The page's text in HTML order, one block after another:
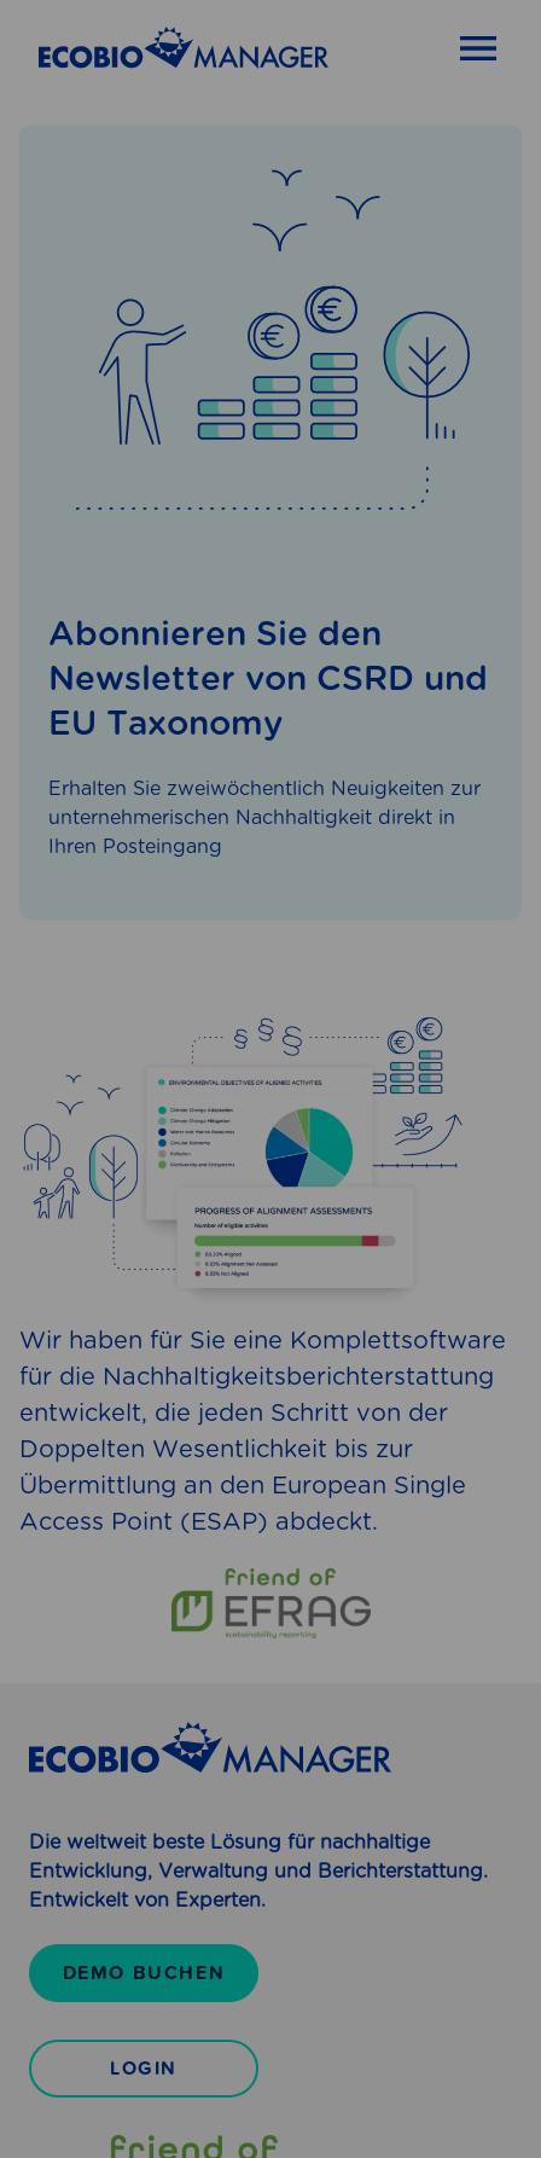
Abonnieren Sie den
Newsletter von CSRD und
EU Taxonomy
Erhalten Sie zweiwöchentlich Neuigkeiten zur
unternehmerischen Nachhaltigkeit direkt in
Ihren Posteingang
Wir haben für Sie eine Komplettsoftware
für die Nachhaltigkeitsberichterstattung
entwickelt, die jeden Schritt von der
Doppelten Wesentlichkeit bis zur
Übermittlung an den European Single
Access Point (ESAP) abdeckt.
Die weltweit beste Lösung für nachhaltige
Entwicklung, Verwaltung und Berichterstattung.
Entwickelt von Experten.
DEMO BUCHEN
LOGIN